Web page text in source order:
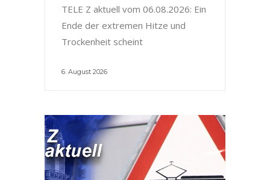
TELE Z aktuell vom 06.08.2026: Ein
Ende der extremen Hitze und
Trockenheit scheint
6. August 2026